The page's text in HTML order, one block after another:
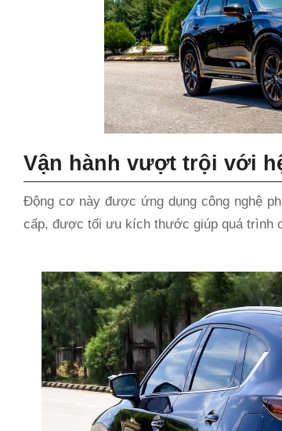
Vận hành vượt trội với
Động cơ này được ứng dụng công nghệ
cấp, được tối ưu kích thước giúp quá trình